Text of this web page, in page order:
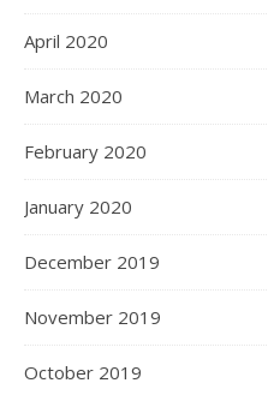
April 2020
March 2020
February 2020
January 2020
December 2019
November 2019
October 2019